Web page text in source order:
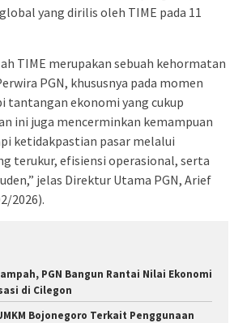
yang dirilis oleh TIME pada 11
TIME merupakan sebuah kehormatan
PGN, khususnya pada momen
tantangan ekonomi yang cukup
ini juga mencerminkan kemampuan
ketidakpastian pasar melalui
terukur, efisiensi operasional, serta
jelas Direktur Utama PGN, Arief
2026).
PGN Bangun Rantai Nilai Ekonomi
di Cilegon
Bojonegoro Terkait Penggunaan